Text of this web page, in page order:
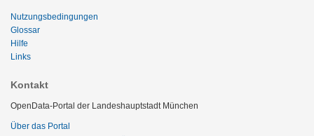
Nutzungsbedingungen
Glossar
Hilfe
Links
Kontakt
OpenData-Portal der Landeshauptstadt München
Über das Portal